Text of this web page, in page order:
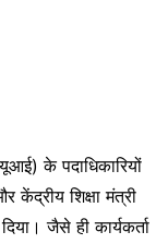
के पदाधिकारियों
शिक्षा मंत्री
जैसे ही कार्यकर्ता